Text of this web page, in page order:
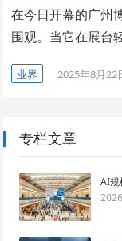
在今日开幕的广州
围观。当它在展台
业界 2025年8月22
专栏文章
AI规